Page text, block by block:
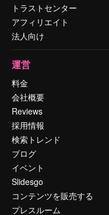
トラストセンター
アフィリエイト
法人向け
運営
料金
会社概要
Reviews
採用情報
検索トレンド
ブログ
イベント
Slidesgo
コンテンツを販売する
プレスルーム